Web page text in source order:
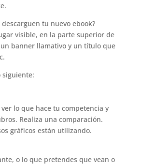
tu nuevo ebook?
visible, en la parte superior de
banner llamativo y un título que
siguiente:
lo que hace tu competencia y
Realiza una comparación.
gráficos están utilizando.
o lo que pretendes que vean o